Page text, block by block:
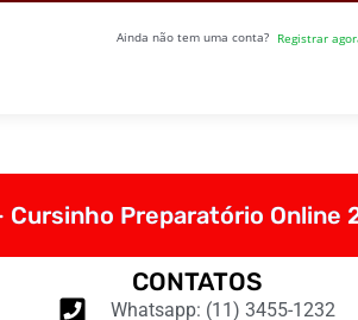
Ainda não tem uma conta? Registrar
Cursinho Preparatório Online
CONTATOS
Whatsapp: (11) 3455-1232